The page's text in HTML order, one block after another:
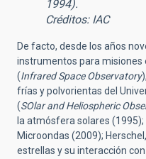
1994).
Créditos: IAC
De facto, desde los años
instrumentos para misiones
(Infrared Space Observatory
frías y polvorientas del
(SOlar and Heliospheric
la atmósfera solares
Microondas (2009);
estrellas y su interacción